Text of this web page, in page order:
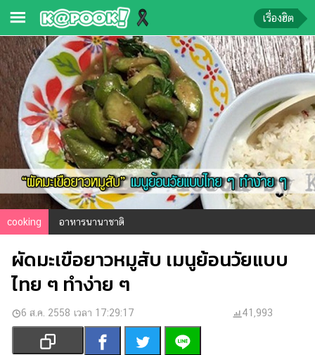
ข่าว-
ความ
รู้
ข่าว
ข่าว
บันเทิง
ตรวจ
หวย
บอล
สด
เงิน
การ
เรื่องฮิต
cooking อาหารนานาชาติ
ผัดมะเขือยาวหมูสับ เมนูย้อนวัยแบบ
ไทย ๆ ทำง่าย ๆ
6 ส.ค. 2558 เวลา 17:29:17 41,993